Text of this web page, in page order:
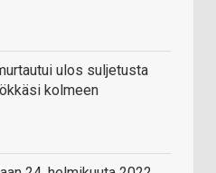
ulos suljetusta
kolmeen